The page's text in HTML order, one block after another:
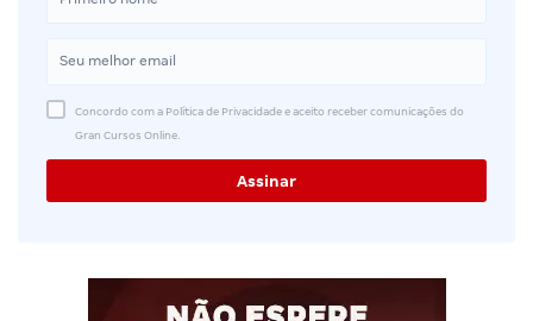
Concordo com a Política de Privacidade e aceito receber comunicações do
Gran Cursos Online.